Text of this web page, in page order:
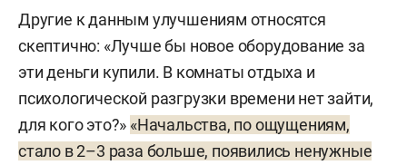
Другие к данным улучшениям относятся
скептично: «Лучше бы новое оборудование за
эти деньги купили. В комнаты отдыха и
психологической разгрузки времени нет зайти,
для кого это?» «Начальства, по ощущениям,
стало в 2–3 раза больше, появились ненужные